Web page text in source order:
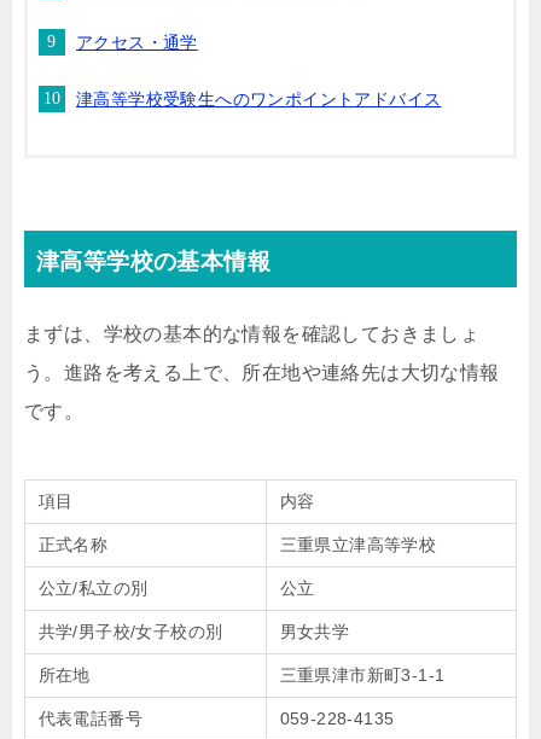
アクセス・通学
津高等学校受験生へのワンポイントアドバイス
津高等学校の基本情報
まずは、学校の基本的な情報を確認しておきましょ
う。進路を考える上で、所在地や連絡先は大切な情報
です。
項目 内容
正式名称 三重県立津高等学校
公立/私立の別 公立
共学/男子校/女子校の別 男女共学
所在地 三重県津市新町3-1-1
代表電話番号 059-228-4135